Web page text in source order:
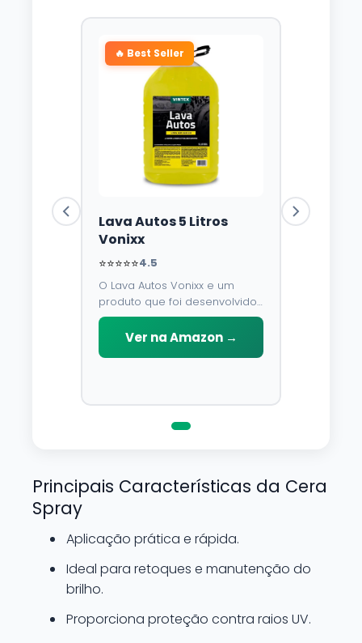
🔥 Best Seller
Lava Autos 5 Litros
Vonixx
⭐⭐⭐⭐⭐4.5
O Lava Autos Vonixx e um
produto que foi desenvolvido
para limpar, proteger e
conservar a lataria do veiculo.
Por possuir pH neutro, pode
Ver na Amazon →
Principais Características da Cera
Spray
Aplicação prática e rápida.
Ideal para retoques e manutenção do
brilho.
Proporciona proteção contra raios UV.